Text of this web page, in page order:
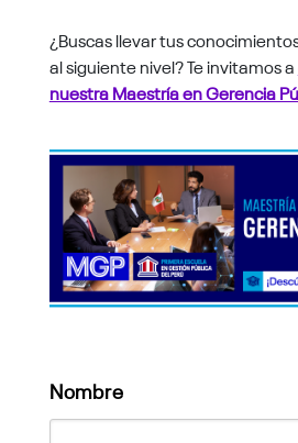
¿Buscas llevar tus
al siguiente nivel? Te invitamos a
nuestra Maestría en Gerencia
Nombre